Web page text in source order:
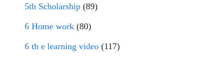
5th Scholarship (89)
6 Home work (80)
6 th e learning video (117)